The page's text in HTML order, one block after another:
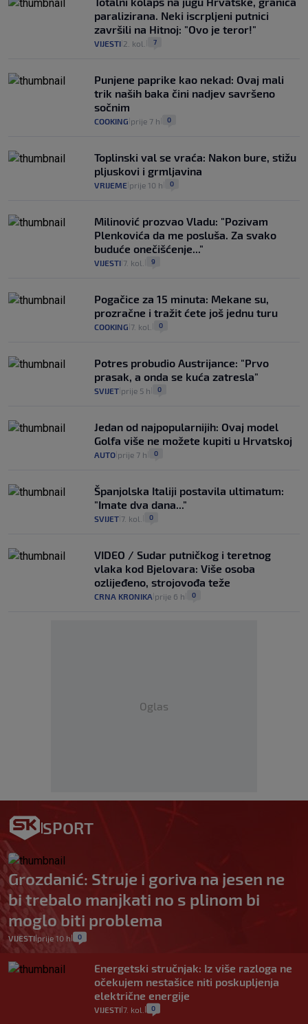
paralizirana. Neki iscrpljeni putnici
završili na Hitnoj: "Ovo je teror!"
VIJESTI 2. kol. 7
Punjene paprike kao nekad: Ovaj mali
trik naših baka čini nadjev savršeno
sočnim
COOKING prije 7 h 0
Toplinski val se vraća: Nakon bure, stižu
pljuskovi i grmljavina
VRIJEME prije 10 h 0
Milinović prozvao Vladu: "Pozivam
Plenkovića da me posluša. Za svako
buduće onečišćenje..."
VIJESTI 7. kol. 9
Pogačice za 15 minuta: Mekane su,
prozračne i tražit ćete još jednu turu
COOKING 7. kol. 0
Potres probudio Austrijance: "Prvo
prasak, a onda se kuća zatresla"
SVIJET prije 5 h 0
Jedan od najpopularnijih: Ovaj model
Golfa više ne možete kupiti u Hrvatskoj
AUTO prije 7 h 0
Španjolska Italiji postavila ultimatum:
"Imate dva dana..."
SVIJET 7. kol. 0
VIDEO / Sudar putničkog i teretnog
vlaka kod Bjelovara: Više osoba
ozlijeđeno, strojovođa teže
CRNA KRONIKA prije 6 h 0
Oglas
SPORT
Grozdanić: Struje i goriva na jesen ne
bi trebalo manjkati no s plinom bi
moglo biti problema
VIJESTI prije 10 h 0
Energetski stručnjak: Iz više razloga ne
očekujem nestašice niti poskupljenja
električne energije
VIJESTI 7. kol. 0